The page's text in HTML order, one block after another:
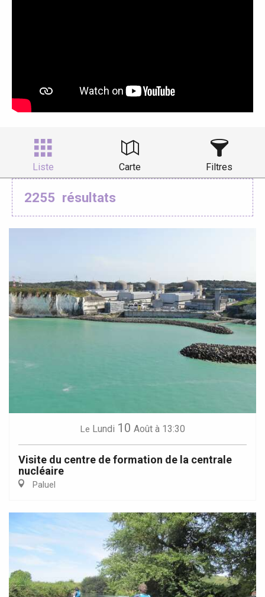
Liste Carte Filtres
2255 résultats
Le Lundi 10 Août à 13:30
Visite du centre de formation de la centrale
nucléaire
Paluel